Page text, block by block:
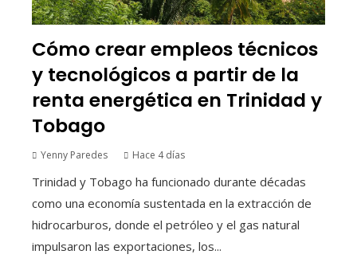
Cómo crear empleos técnicos
y tecnológicos a partir de la
renta energética en Trinidad y
Tobago
Yenny Paredes Hace 4 días
Trinidad y Tobago ha funcionado durante décadas
como una economía sustentada en la extracción de
hidrocarburos, donde el petróleo y el gas natural
impulsaron las exportaciones, los...